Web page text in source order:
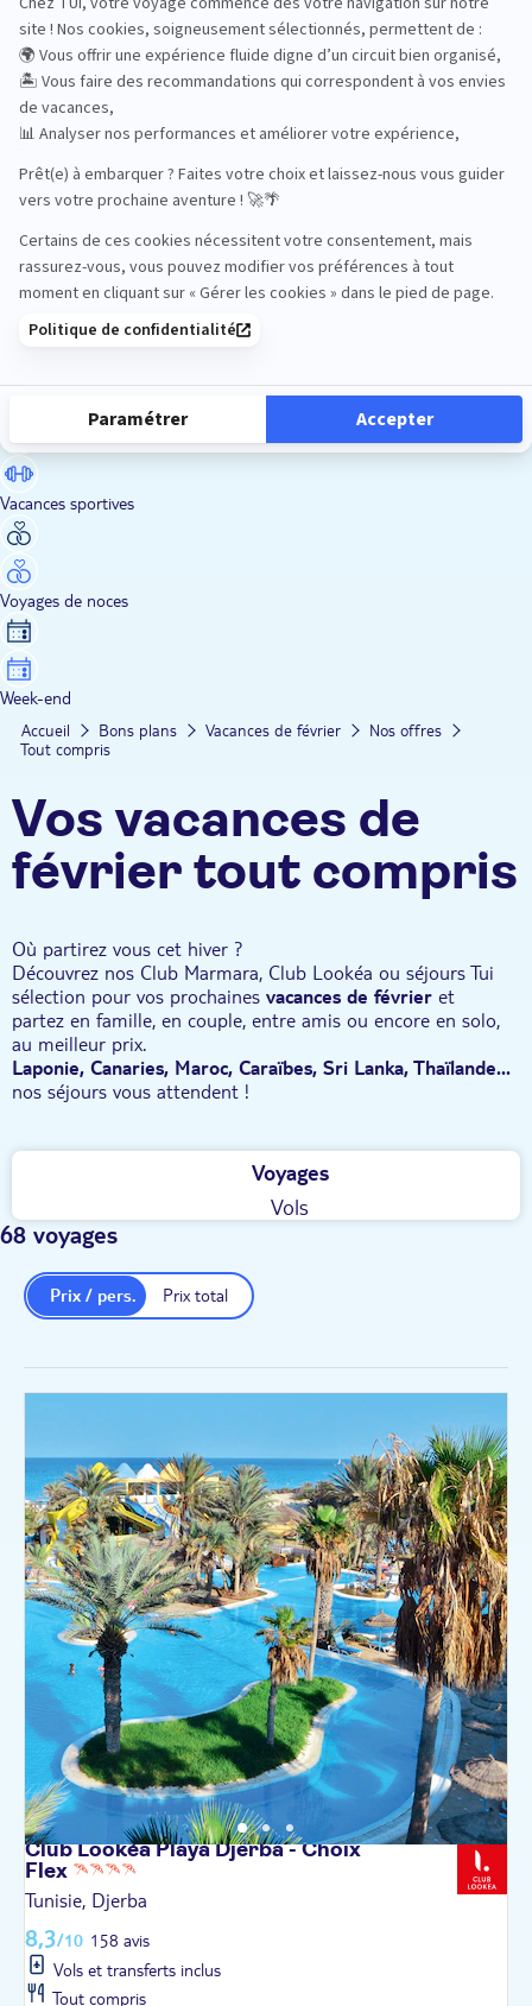
Road Trips
Safari
Sénior
Vacances sportives
Voyages de noces
Week-end
Accueil Bons plans Vacances de février
Nos offres
Tout compris
Vos vacances de
février tout compris
Où partirez vous cet hiver ?
Découvrez nos Club Marmara, Club Lookéa ou séjours Tui
sélection pour vos prochaines vacances de février et
partez en famille, en couple, entre amis ou encore en solo,
au meilleur prix.
Laponie, Canaries, Maroc, Caraïbes, Sri Lanka, Thaïlande...
nos séjours vous attendent !
Voyages
Vols
68 voyages
Prix total
Prix / pers.
Club Lookéa Playa Djerba - Choix
Flex
Tunisie, Djerba
8,3/10 158 avis
Vols et transferts inclus
Tout compris